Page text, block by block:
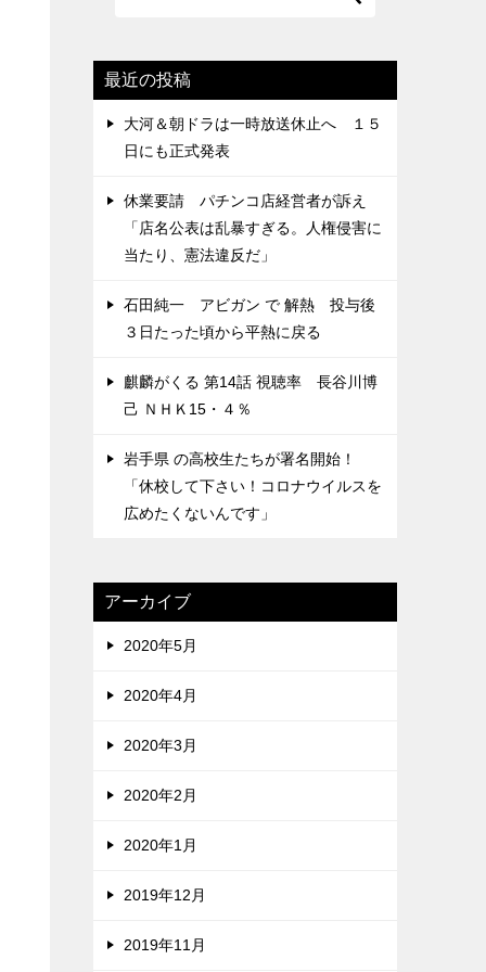
最近の投稿
大河＆朝ドラは一時放送休止へ １５
日にも正式発表
休業要請 パチンコ店経営者が訴え
「店名公表は乱暴すぎる。人権侵害に
当たり、憲法違反だ」
石田純一 アビガン で 解熱 投与後
３日たった頃から平熱に戻る
麒麟がくる 第14話 視聴率 長谷川博
己 ＮＨＫ15・４％
岩手県 の高校生たちが署名開始！
「休校して下さい！コロナウイルスを
広めたくないんです」
アーカイブ
2020年5月
2020年4月
2020年3月
2020年2月
2020年1月
2019年12月
2019年11月